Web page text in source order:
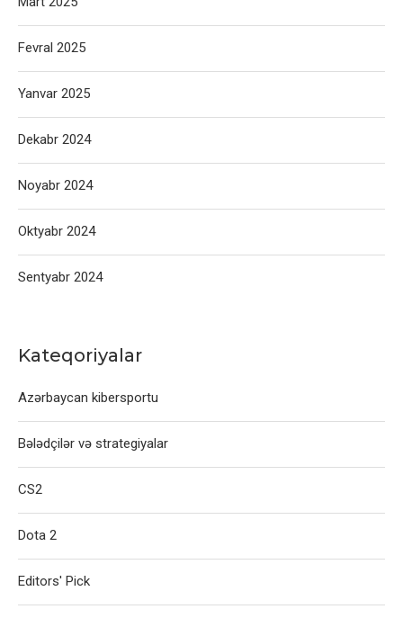
Fevral 2025
Yanvar 2025
Dekabr 2024
Noyabr 2024
Oktyabr 2024
Sentyabr 2024
Kateqoriyalar
Azərbaycan kibersportu
Bələdçilər və strategiyalar
CS2
Dota 2
Editors' Pick